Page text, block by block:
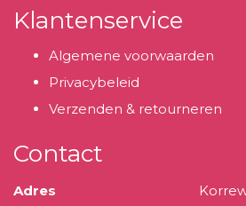
Klantenservice
Algemene voorwaarden
Privacybeleid
Verzenden & retourneren
Contact
Adres